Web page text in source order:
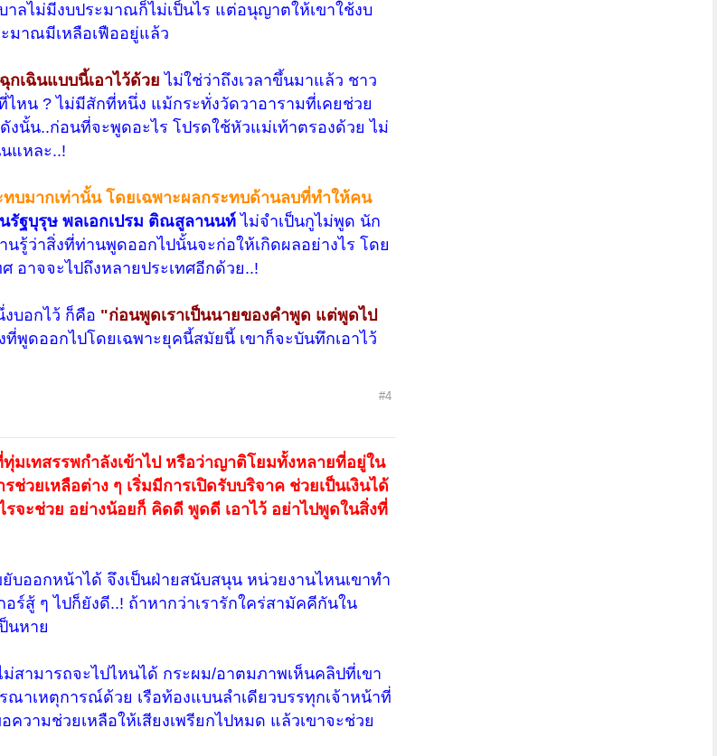
ลไม่มีงบประมาณก็ไม่เป็นไร แต่อนุญาตให้เขาใช้งบ
มาณมีเหลือเฟืออยู่แล้ว
เฉินแบบนี้เอาไว้ด้วย ไม่ใช่ว่าถึงเวลาขึ้นมาแล้ว ชาว
หน ? ไม่มีสักที่หนึ่ง แม้กระทั่งวัดวาอารามที่เคยช่วย
นั้น..ก่อนที่จะพูดอะไร โปรดใช้หัวแม่เท้าตรองด้วย ไม่
แหละ..!
ทบมากเท่านั้น โดยเฉพาะผลกระทบด้านลบที่ทำให้คน
รัฐบุรุษ พลเอกเปรม ติณสูลานนท์ ไม่จำเป็นกูไม่พูด นัก
นรู้ว่าสิ่งที่ท่านพูดออกไปนั้นจะก่อให้เกิดผลอย่างไร โดย
อาจจะไปถึงหลายประเทศอีกด้วย..!
บอกไว้ ก็คือ "ก่อนพูดเราเป็นนายของคำพูด แต่พูดไป
งที่พูดออกไปโดยเฉพาะยุคนี้สมัยนี้ เขาก็จะบันทึกเอาไว้
#4
มเทสรรพกำลังเข้าไป หรือว่าญาติโยมทั้งหลายที่อยู่ใน
วยเหลือต่าง ๆ เริ่มมีการเปิดรับบริจาค ช่วยเป็นเงินได้
รจะช่วย อย่างน้อยก็ คิดดี พูดดี เอาไว้ อย่าไปพูดในสิ่งที่
ออกหน้าได้ จึงเป็นฝ่ายสนับสนุน หน่วยงานไหนเขาทำ
อร์สู้ ๆ ไปก็ยังดี..! ถ้าหากว่าเรารักใคร่สามัคคีกันใน
นหาย
ามารถจะไปไหนได้ กระผม/อาตมภาพเห็นคลิปที่เขา
าเหตุการณ์ด้วย เรือท้องแบนลำเดียวบรรทุกเจ้าหน้าที่
วามช่วยเหลือให้เสียงเพรียกไปหมด แล้วเขาจะช่วย